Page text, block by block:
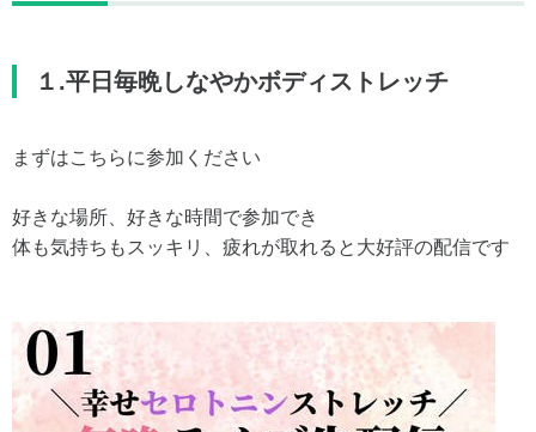
１.平日毎晩しなやかボディストレッチ
まずはこちらに参加ください
好きな場所、好きな時間で参加でき
体も気持ちもスッキリ、疲れが取れると大好評の配信です